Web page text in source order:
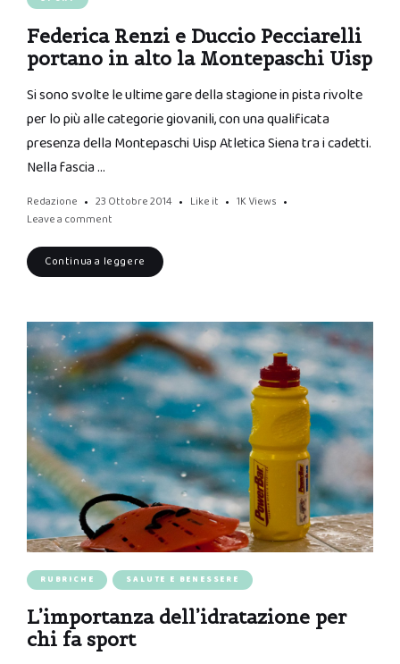
Federica Renzi e Duccio Pecciarelli
portano in alto la Montepaschi Uisp
Si sono svolte le ultime gare della stagione in pista rivolte
per lo più alle categorie giovanili, con una qualificata
presenza della Montepaschi Uisp Atletica Siena tra i cadetti.
Nella fascia …
Redazione 23 Ottobre 2014 Like it 1K Views
Leave a comment
Continua a leggere
RUBRICHE SALUTE E BENESSERE
L’importanza dell’idratazione per
chi fa sport